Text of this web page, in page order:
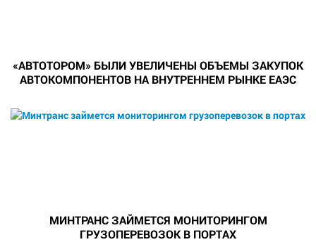
«АВТОТОРОМ» БЫЛИ УВЕЛИЧЕНЫ ОБЪЕМЫ ЗАКУПОК
АВТОКОМПОНЕНТОВ НА ВНУТРЕННЕМ РЫНКЕ ЕАЭС
МИНТРАНС ЗАЙМЕТСЯ МОНИТОРИНГОМ
ГРУЗОПЕРЕВОЗОК В ПОРТАХ